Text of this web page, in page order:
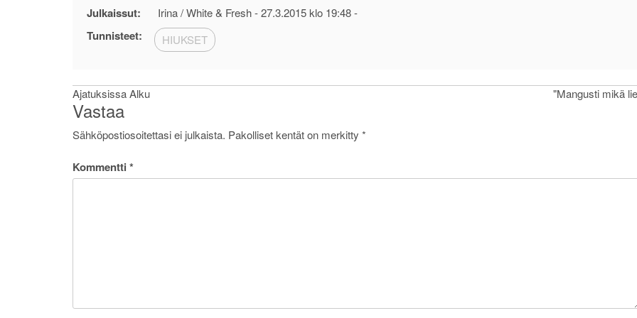
Julkaissut: Irina / White & Fresh -27.3.2015 klo 19:48-
Tunnisteet: HIUKSET
Artikkelien
selaus
Ajatuksissa Alku "Mangusti mikä
Vastaa
Sähköpostiosoitettasi ei julkaista. Pakolliset kentät on merkitty *
Kommentti *